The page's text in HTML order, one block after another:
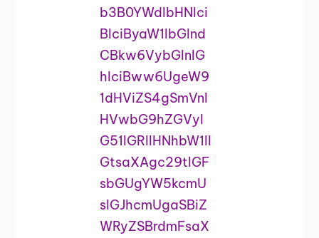
b3B0YWdlbHNlci
BlciByaW1lbGlnd
CBkw6VybGlnIG
hlciBww6UgeW9
1dHViZS4gSmVnI
HVwbG9hZGVyI
G51IGRlIHNhbW1lI
GtsaXAgc29tIGF
sbGUgYW5kcmU
sIGJhcmUgaSBiZ
WRyZSBrdmFsaX